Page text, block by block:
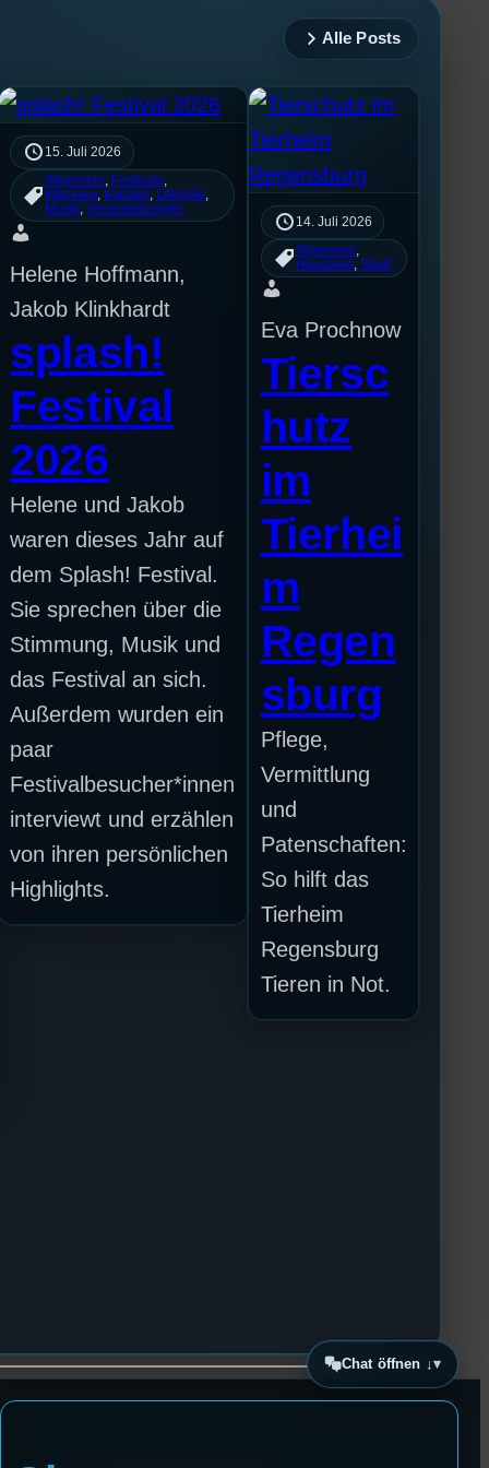
Alle Posts
15. Juli 2026
Allgemein Festivals
Interview, Konzert Lifestyle
Musik , Veranstaltungen
Helene Hoffmann,
Jakob Klinkhardt
splash!
Festival
2026
Helene und Jakob
waren dieses Jahr auf
dem Splash! Festival.
Sie sprechen über die
Stimmung, Musik und
das Festival an sich.
Außerdem wurden ein
paar
Festivalbesucher*innen
interviewt und erzählen
von ihren persönlichen
Highlights.
14. Juli 2026
Allgemein
Haustiere Stadt
Eva Prochnow
Tiersc
hutz
im
Tierhei
m
Regen
sburg
Pflege,
Vermittlung
und
Patenschaften:
So hilft das
Tierheim
Regensburg
Tieren in Not.
Chat öffnen ↓